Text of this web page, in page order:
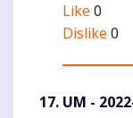
Like 0
Dislike 0
UM -